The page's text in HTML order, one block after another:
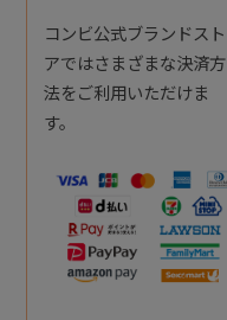
コンビ公式ブランドスト
アではさまざまな決済方
法をご利用いただけま
す。